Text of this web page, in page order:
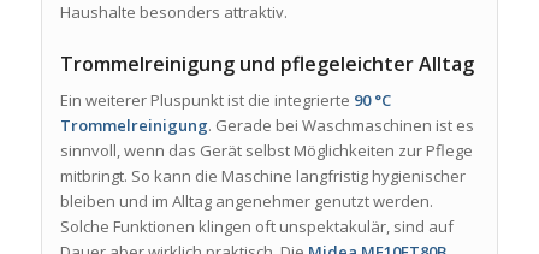
Haushalte besonders attraktiv.
Trommelreinigung und pflegeleichter Alltag
Ein weiterer Pluspunkt ist die integrierte 90 °C
Trommelreinigung. Gerade bei Waschmaschinen ist es
sinnvoll, wenn das Gerät selbst Möglichkeiten zur Pflege
mitbringt. So kann die Maschine langfristig hygienischer
bleiben und im Alltag angenehmer genutzt werden.
Solche Funktionen klingen oft unspektakulär, sind auf